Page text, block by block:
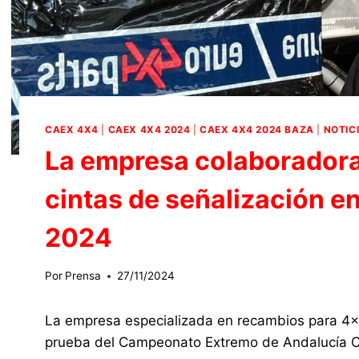
CAEX 4X4 CAEX 4X4 2024 |CAEX 4X4 2024 BAZA
La empresa
cintas de señalización
2024
Por Prensa 27/11/2024
La empresa especializada en recambios para
prueba del Campeonato Extremo de Andalucía